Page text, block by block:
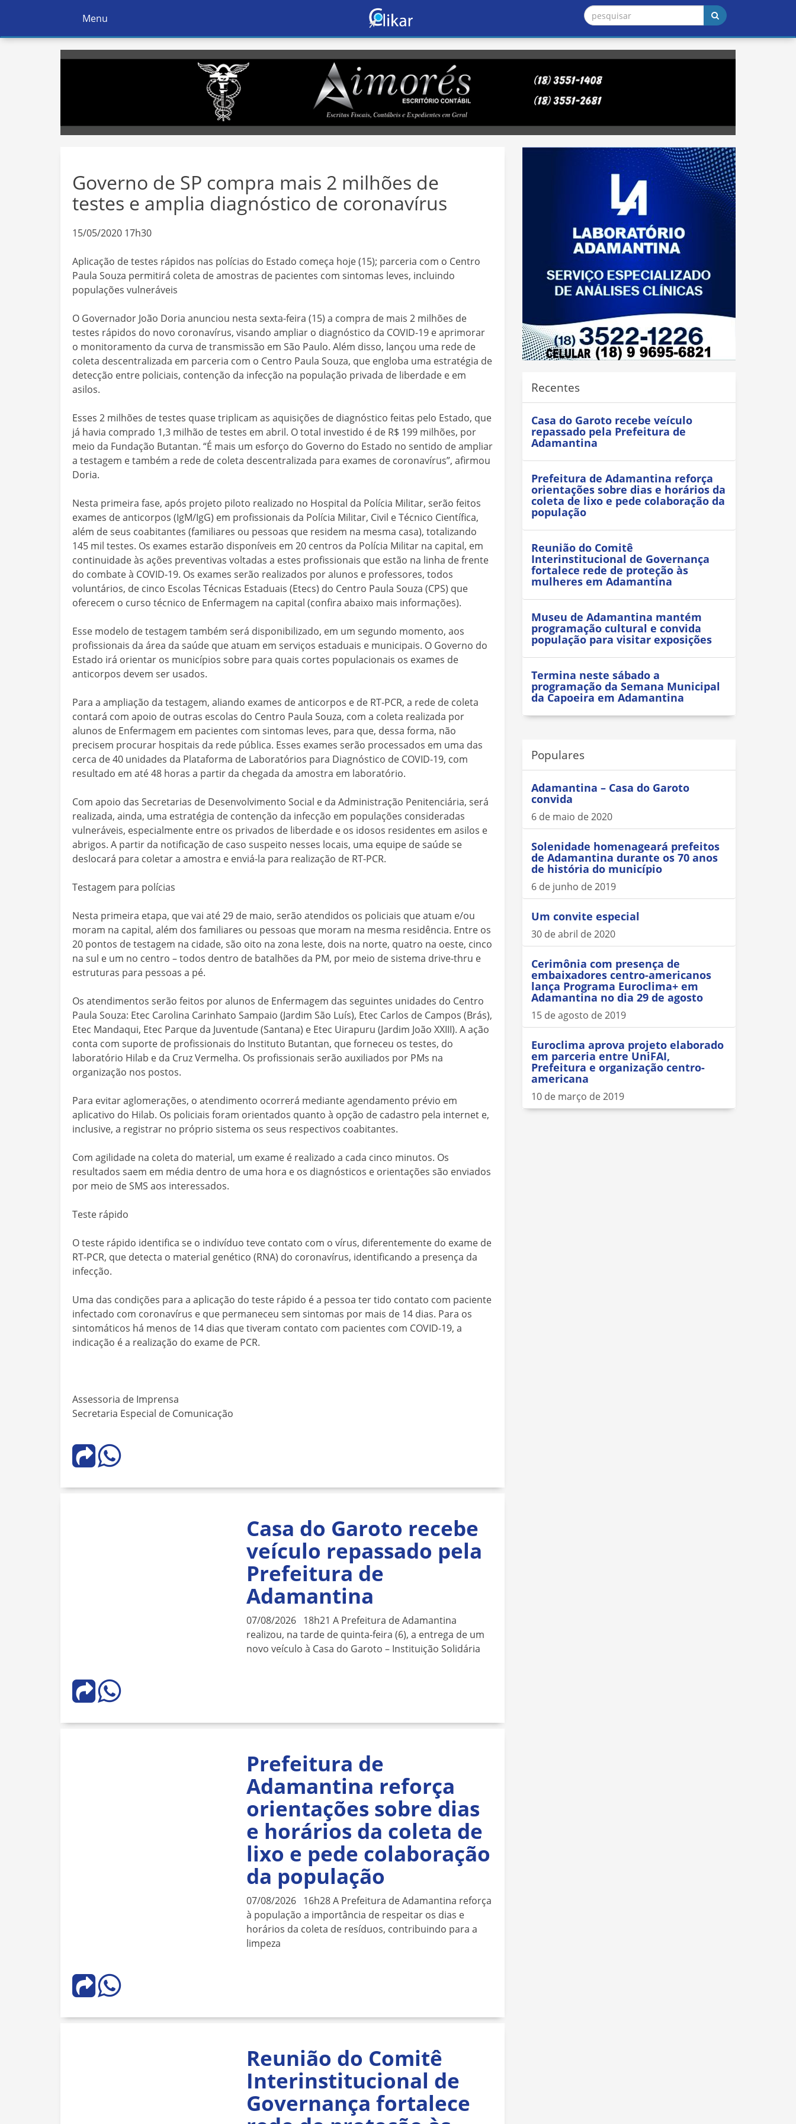
Ativar
Navegação
Menu
Governo de SP compra mais 2 milhões de
testes e amplia diagnóstico de coronavírus
15/05/2020 17h30
Aplicação de testes rápidos nas polícias do Estado começa hoje (15); parceria com o Centro
Paula Souza permitirá coleta de amostras de pacientes com sintomas leves, incluindo
populações vulneráveis
O Governador João Doria anunciou nesta sexta-feira (15) a compra de mais 2 milhões de
testes rápidos do novo coronavírus, visando ampliar o diagnóstico da COVID-19 e aprimorar
o monitoramento da curva de transmissão em São Paulo. Além disso, lançou uma rede de
coleta descentralizada em parceria com o Centro Paula Souza, que engloba uma estratégia de
detecção entre policiais, contenção da infecção na população privada de liberdade e em
asilos.
Esses 2 milhões de testes quase triplicam as aquisições de diagnóstico feitas pelo Estado, que
já havia comprado 1,3 milhão de testes em abril. O total investido é de R$ 199 milhões, por
meio da Fundação Butantan. “É mais um esforço do Governo do Estado no sentido de ampliar
a testagem e também a rede de coleta descentralizada para exames de coronavírus”, afirmou
Doria.
Nesta primeira fase, após projeto piloto realizado no Hospital da Polícia Militar, serão feitos
exames de anticorpos (IgM/IgG) em profissionais da Polícia Militar, Civil e Técnico Científica,
além de seus coabitantes (familiares ou pessoas que residem na mesma casa), totalizando
145 mil testes. Os exames estarão disponíveis em 20 centros da Polícia Militar na capital, em
continuidade às ações preventivas voltadas a estes profissionais que estão na linha de frente
do combate à COVID-19. Os exames serão realizados por alunos e professores, todos
voluntários, de cinco Escolas Técnicas Estaduais (Etecs) do Centro Paula Souza (CPS) que
oferecem o curso técnico de Enfermagem na capital (confira abaixo mais informações).
Esse modelo de testagem também será disponibilizado, em um segundo momento, aos
profissionais da área da saúde que atuam em serviços estaduais e municipais. O Governo do
Estado irá orientar os municípios sobre para quais cortes populacionais os exames de
anticorpos devem ser usados.
Para a ampliação da testagem, aliando exames de anticorpos e de RT-PCR, a rede de coleta
contará com apoio de outras escolas do Centro Paula Souza, com a coleta realizada por
alunos de Enfermagem em pacientes com sintomas leves, para que, dessa forma, não
precisem procurar hospitais da rede pública. Esses exames serão processados em uma das
cerca de 40 unidades da Plataforma de Laboratórios para Diagnóstico de COVID-19, com
resultado em até 48 horas a partir da chegada da amostra em laboratório.
Com apoio das Secretarias de Desenvolvimento Social e da Administração Penitenciária, será
realizada, ainda, uma estratégia de contenção da infecção em populações consideradas
vulneráveis, especialmente entre os privados de liberdade e os idosos residentes em asilos e
abrigos. A partir da notificação de caso suspeito nesses locais, uma equipe de saúde se
deslocará para coletar a amostra e enviá-la para realização de RT-PCR.
Testagem para polícias
Nesta primeira etapa, que vai até 29 de maio, serão atendidos os policiais que atuam e/ou
moram na capital, além dos familiares ou pessoas que moram na mesma residência. Entre os
20 pontos de testagem na cidade, são oito na zona leste, dois na norte, quatro na oeste, cinco
na sul e um no centro – todos dentro de batalhões da PM, por meio de sistema drive-thru e
estruturas para pessoas a pé.
Os atendimentos serão feitos por alunos de Enfermagem das seguintes unidades do Centro
Paula Souza: Etec Carolina Carinhato Sampaio (Jardim São Luís), Etec Carlos de Campos (Brás),
Etec Mandaqui, Etec Parque da Juventude (Santana) e Etec Uirapuru (Jardim João XXIII). A ação
conta com suporte de profissionais do Instituto Butantan, que forneceu os testes, do
laboratório Hilab e da Cruz Vermelha. Os profissionais serão auxiliados por PMs na
organização nos postos.
Para evitar aglomerações, o atendimento ocorrerá mediante agendamento prévio em
aplicativo do Hilab. Os policiais foram orientados quanto à opção de cadastro pela internet e,
inclusive, a registrar no próprio sistema os seus respectivos coabitantes.
Com agilidade na coleta do material, um exame é realizado a cada cinco minutos. Os
resultados saem em média dentro de uma hora e os diagnósticos e orientações são enviados
por meio de SMS aos interessados.
Teste rápido
O teste rápido identifica se o indivíduo teve contato com o vírus, diferentemente do exame de
RT-PCR, que detecta o material genético (RNA) do coronavírus, identificando a presença da
infecção.
Uma das condições para a aplicação do teste rápido é a pessoa ter tido contato com paciente
infectado com coronavírus e que permaneceu sem sintomas por mais de 14 dias. Para os
sintomáticos há menos de 14 dias que tiveram contato com pacientes com COVID-19, a
indicação é a realização do exame de PCR.
Assessoria de Imprensa
Secretaria Especial de Comunicação
Casa do Garoto recebe
veículo repassado pela
Prefeitura de
Adamantina
07/08/2026 18h21 A Prefeitura de Adamantina
realizou, na tarde de quinta-feira (6), a entrega de um
novo veículo à Casa do Garoto – Instituição Solidária
Prefeitura de
Adamantina reforça
orientações sobre dias
e horários da coleta de
lixo e pede colaboração
da população
07/08/2026 16h28 A Prefeitura de Adamantina reforça
à população a importância de respeitar os dias e
horários da coleta de resíduos, contribuindo para a
limpeza
Reunião do Comitê
Interinstitucional de
Governança fortalece
Recentes
Casa do Garoto recebe veículo
repassado pela Prefeitura de
Adamantina
Prefeitura de Adamantina reforça
orientações sobre dias e horários da
coleta de lixo e pede colaboração da
população
Reunião do Comitê
Interinstitucional de Governança
fortalece rede de proteção às
mulheres em Adamantina
Museu de Adamantina mantém
programação cultural e convida
população para visitar exposições
Termina neste sábado a
programação da Semana Municipal
da Capoeira em Adamantina
Populares
Adamantina – Casa do Garoto
convida
6 de maio de 2020
Solenidade homenageará prefeitos
de Adamantina durante os 70 anos
de história do município
6 de junho de 2019
Um convite especial
30 de abril de 2020
Cerimônia com presença de
embaixadores centro-americanos
lança Programa Euroclima+ em
Adamantina no dia 29 de agosto
15 de agosto de 2019
Euroclima aprova projeto elaborado
em parceria entre UniFAI,
Prefeitura e organização centro-
americana
10 de março de 2019